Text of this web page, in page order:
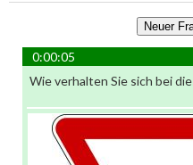
0:00:06
Wie verhalten Sie sich bei